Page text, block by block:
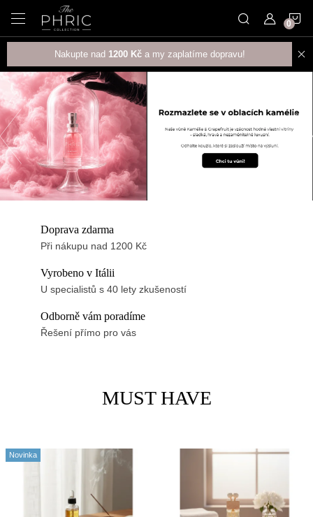
obsah
Nakupte nad 1200 Kča my zaplatíme dopravu!
T
A
M
K
D
V
Předchozí
Doprava zdarma
Při nákupu nad 1200 Kč
Vyrobeno v Itálii
U specialistů s 40 lety zkušeností
Odborně vám poradíme
Řešení přímo pro vás
MUST HAVE
Novinka